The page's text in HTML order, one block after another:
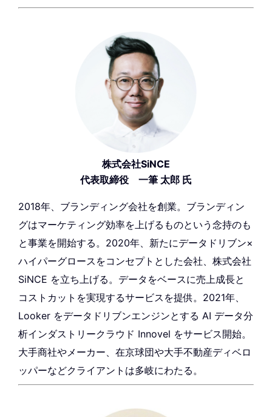
株式会社SiNCE
代表取締役 一筆 太郎 氏
2018年、ブランディング会社を創業。ブランディン
グはマーケティング効率を上げるものという念持のも
と事業を開始する。2020年、新たにデータドリブン×
ハイパーグロースをコンセプトとした会社、株式会社
SiNCE を立ち上げる。データをベースに売上成長と
コストカットを実現するサービスを提供。2021年、
Looker をデータドリブンエンジンとする AI データ分
析インダストリークラウド Innovel をサービス開始。
大手商社やメーカー、在京球団や大手不動産ディベロ
ッパーなどクライアントは多岐にわたる。